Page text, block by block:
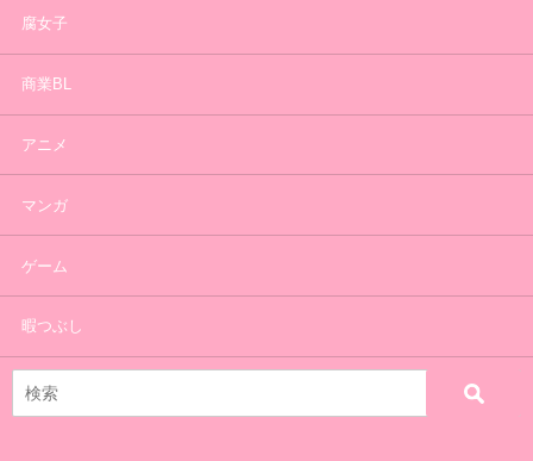
腐女子
商業BL
アニメ
マンガ
ゲーム
暇つぶし